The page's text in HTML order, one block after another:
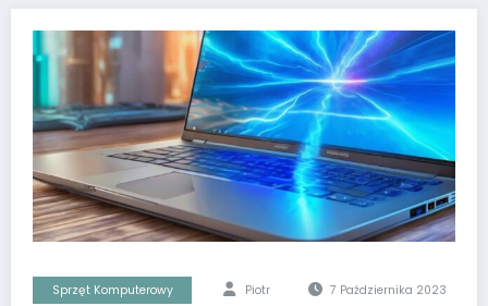
Sprzęt Komputerowy Piotr 7 Października 2023